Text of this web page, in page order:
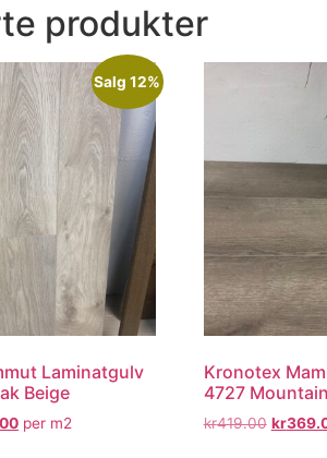
produkter
Salg 12%
Laminatgulv
Beige
per m2
Kronotex
4727
kr419.00 kr